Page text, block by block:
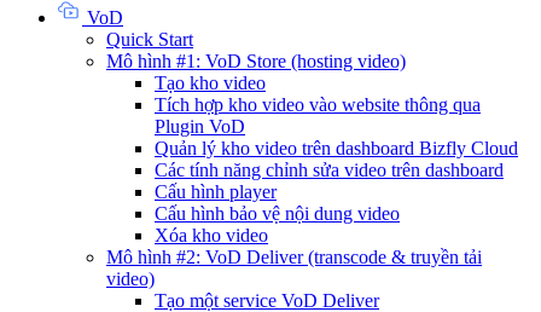
VoD
Quick Start
Mô hình #1: VoD Store (hosting video)
Tạo kho video
Tích hợp kho video vào website thông qua
Plugin VoD
Quản lý kho video trên dashboard Bizfly Cloud
Các tính năng chỉnh sửa video trên dashboard
Cấu hình player
Cấu hình bảo vệ nội dung video
Xóa kho video
Mô hình #2: VoD Deliver (transcode & truyền tải
video)
Tạo một service VoD Deliver